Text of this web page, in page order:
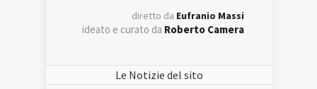
diretto da Eufranio Massi
ideato e curato da Roberto Camera
Le Notizie del sito